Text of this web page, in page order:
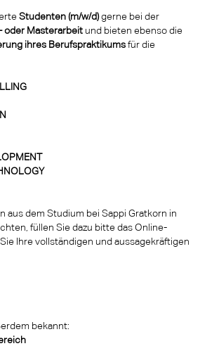
Studenten (m/w/d)gerne bei der
oder Masterarbeit und bieten ebenso die
ihres Berufspraktikums für die
aus dem Studium bei Sappi Gratkorn in
füllen Sie dazu bitte das Online-
Ihre vollständigen und aussagekräftigen
bekannt: